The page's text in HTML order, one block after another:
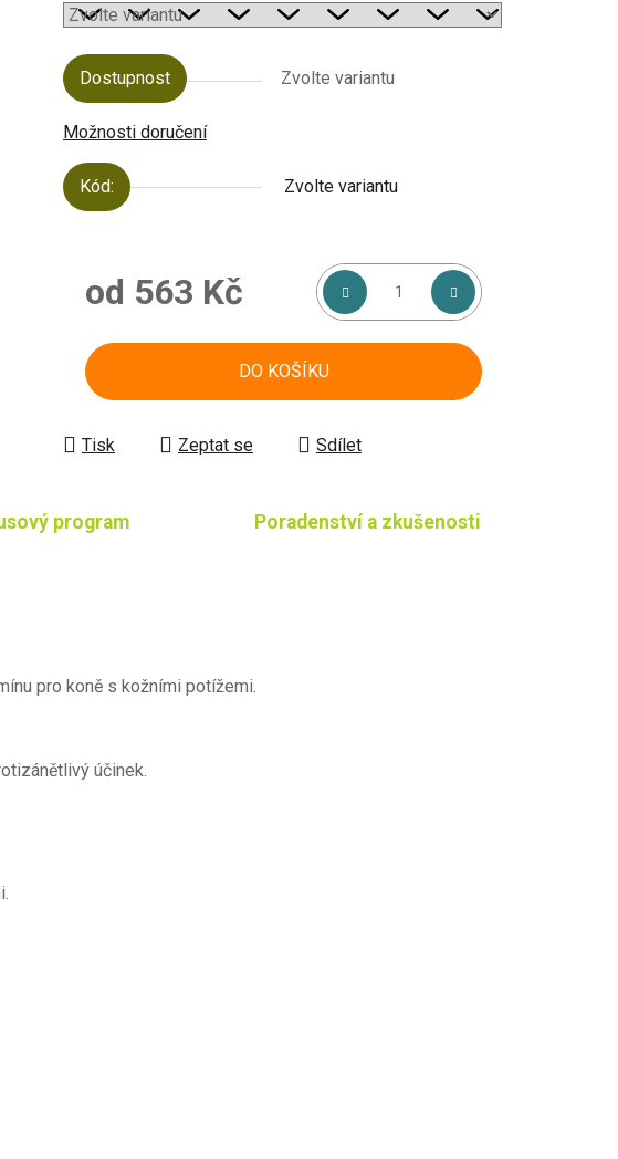
Dostupnost Zvolte variantu
Možnosti doručení
Kód: Zvolte variantu
od 563 Kč
DO KOŠÍKU
Tisk Zeptat se Sdílet
program Poradenství a zkušenosti
pro koně s kožními potížemi.
účinek.